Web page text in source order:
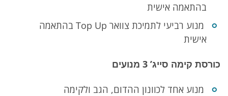
בהתאמה אישית
מנוע רביעי לתמיכת צוואר Top Up בהתאמה
אישית
כורסת קימה סייג’ 3 מנועים
מנוע אחד לכוונון ההדום, הגב ולקימה